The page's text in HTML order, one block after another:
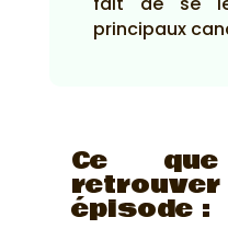
principaux
Ce
épisode :